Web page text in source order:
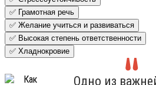
✅ Грамотная речь
✅ Желание учиться и развиваться
✅ Высокая степень ответственности
✅ Хладнокровие
Одно из